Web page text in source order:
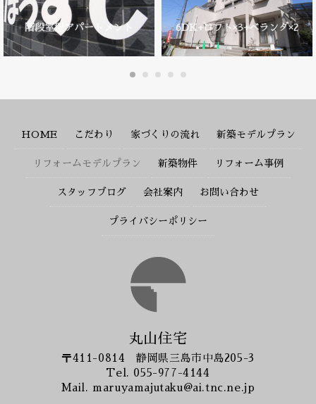
メント 6DK+ロフト×3+ベランダ×2
白と光、ガラスを
リビング
HOME こだわり 家づくりの流れ 新築モデルプラン
リフォームモデルプラン 新築物件 リフォーム事例
スタッフブログ 会社案内 お問い合わせ
プライバシーポリシー
丸山住宅
〒411-0814 静岡県三島市中島205-3
Tel. 055-977-4144
Mail. maruyamajutaku@ai.tnc.ne.jp